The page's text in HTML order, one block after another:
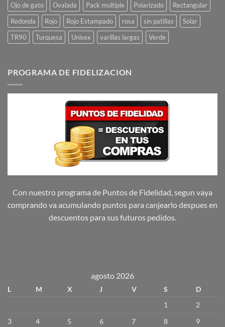
Ojo de gato
Ovalada Pack multiple Polarizado
Rectangular
Redonda
Rojo Rojo Estampado rosa sin patillas
Solar
TR90
Turquesa Unisex varillas largas Verde
PROGRAMA DE FIDELIZACION
Con nuestro programa de Puntos de Fidelidad, segun vaya
comprando va acumulando puntos para canjearlo despues en
descuentos para sus futuros pedidos.
agosto 2026
L M X J V S
D
1
2
3
4 5 6 7 8 9